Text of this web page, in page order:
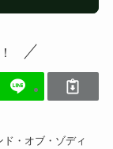
・オブ・ゾディ